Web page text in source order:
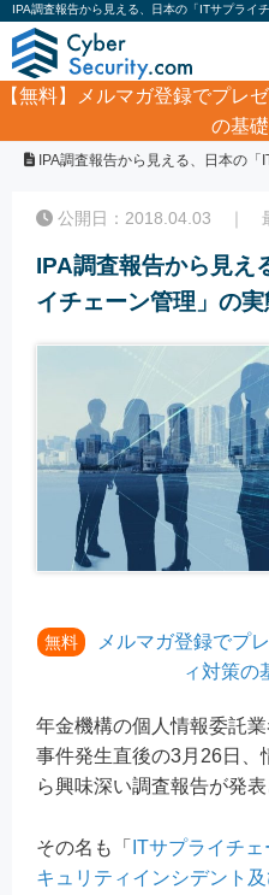
【無料】
メルマガ登録でプレ
の基礎
IPA調査報告から見える、日本の
公開日：2018.04.03 ｜
IPA調査報告から見え
イチェーン管理」の実
無料
メルマガ登録でプ
ィ対策の
年金機構の個人情報委託
事件発生直後の3月26日、
ら興味深い調査報告が発表
その名も「 ITサプライチ
キュリティインシデント